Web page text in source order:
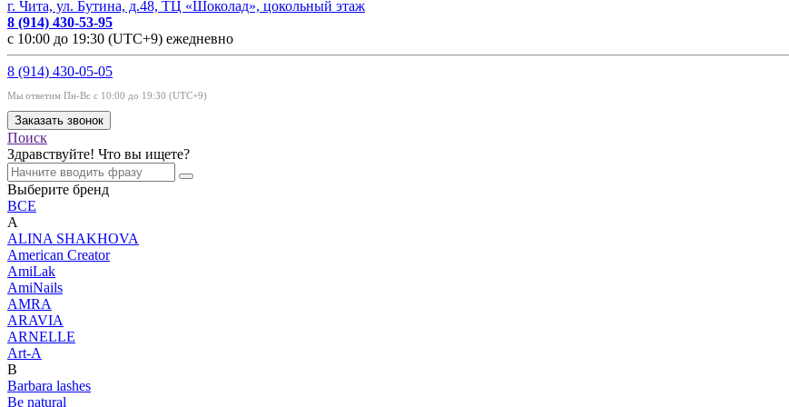
г. Чита, ул. Бутина, д.48, ТЦ «Шоколад», цокольный этаж
8 (914) 430-53-95
с 10:00 до 19:30 (UTC+9) ежедневно
8 (914) 430-05-05
Мы ответим Пн-Вс с 10:00 до 19:30 (UTC+9)
Заказать звонок
Поиск
Здравствуйте! Что вы ищете?
Выберите бренд
ВСЕ
A
ALINA SHAKHOVA
American Creator
AmiLak
AmiNails
AMRA
ARAVIA
ARNELLE
Art-A
B
Barbara lashes
Be natural